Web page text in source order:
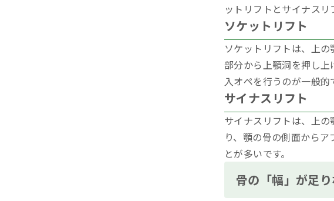
ットリフトとサイナスリ
ソケットリフト
ソケットリフトは、上
部分から上顎洞を押し
入オペを行うのが一般的
サイナスリフト
サイナスリフトは、上
り、顎の骨の側面から
とが多いです。
骨の「幅」が足